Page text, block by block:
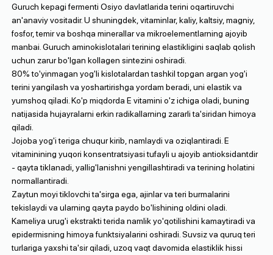
Guruch kepagi fermenti Osiyo davlatlarida terini oqartiruvchi
an'anaviy vositadir. U shuningdek, vitaminlar, kaliy, kaltsiy, magniy,
fosfor, temir va boshqa minerallar va mikroelementlarning ajoyib
manbai. Guruch aminokislotalari terining elastikligini saqlab qolish
uchun zarur bo'lgan kollagen sintezini oshiradi.
80% to'yinmagan yog'li kislotalardan tashkil topgan argan yog'i
terini yangilash va yoshartirishga yordam beradi, uni elastik va
yumshoq qiladi. Ko'p miqdorda E vitamini o'z ichiga oladi, buning
natijasida hujayralarni erkin radikallarning zararli ta'siridan himoya
qiladi.
Jojoba yog'i teriga chuqur kirib, namlaydi va oziqlantiradi. E
vitaminining yuqori konsentratsiyasi tufayli u ajoyib antioksidantdir
- qayta tiklanadi, yallig'lanishni yengillashtiradi va terining holatini
normallantiradi.
Zaytun moyi tiklovchi ta'sirga ega, ajinlar va teri burmalarini
tekislaydi va ularning qayta paydo bo'lishining oldini oladi.
Kameliya urug'i ekstrakti terida namlik yo'qotilishini kamaytiradi va
epidermisning himoya funktsiyalarini oshiradi. Suvsiz va quruq teri
turlariga yaxshi ta'sir qiladi, uzoq vaqt davomida elastiklik hissi